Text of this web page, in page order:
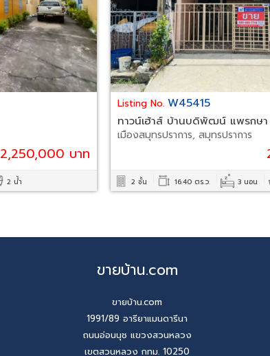
2,250,000 บาท
2 น้ำ
Listing No. W45415
ทาวน์เฮ้าส์ บ้านบดิพัฒน์ แพรกษา
เมืองสมุทรปราการ, สมุทรปราการ
2 ชั้น 16.40 ตร.ว. 3 นอน
ขายบ้าน.com
ขายบ้าน.com
1991/89 อารียาแมนดารีนา
ถนนอ่อนนุช แขวงสวนหลวง
เขตสวนหลวง กทม. 10250